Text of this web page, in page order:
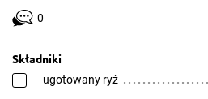
0
Składniki
ugotowany ryż